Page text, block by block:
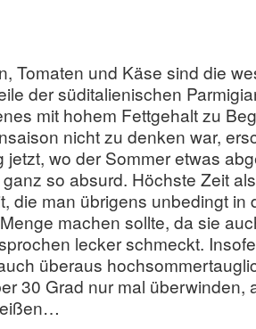
Tomaten und Käse sind die
der süditalienischen
mit hohem Fettgehalt zu
nicht zu denken war,
jetzt, wo der Sommer etwas
so absurd. Höchste Zeit
die man übrigens unbedingt in
machen sollte, da sie
lecker schmeckt.
überaus
30 Grad nur mal überwinden,